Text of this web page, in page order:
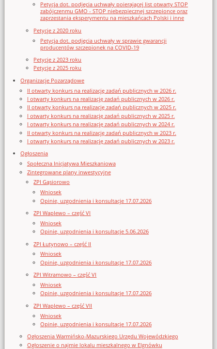
Petycja dot. podjęcia uchwały poierającej list otwarty STOP
zabójczenmu GMO - STOP niebezpiecznej szczepionce oraz
zaprzestania eksperymentu na mieszkańcach Polski i inne
Petycje z 2020 roku
Petycja dot. podjęcia uchwały w sprawie gwarancji
producentów szczepionek na COVID-19
Petycje z 2023 roku
Petycje z 2025 roku
Organizacje Pozarządowe
II otwarty konkurs na realizację zadań publicznych w 2026 r.
I otwarty konkurs na realizację zadań publicznych w 2026 r.
II otwarty konkurs na realizację zadań publicznych w 2025 r.
I otwarty konkurs na realizację zadań publicznych w 2025 r.
I otwarty konkurs na realizację zadań publicznych w 2024 r.
II otwarty konkurs na realizację zadań publicznych w 2023 r.
I otwarty konkurs na realizację zadań publicznych w 2023 r.
Ogłoszenia
Społeczna Inicjatywa Mieszkaniowa
Zintegrowane plany inwestycyjne
ZPI Gąsiorowo
Wniosek
Opinie, uzgodnienia i konsultacje 17.07.2026
ZPI Waplewo – część VI
Wniosek
Opinie, uzgodnienia i konsultacje 5.06.2026
ZPI Łutynowo – część II
Wniosek
Opinie, uzgodnienia i konsultacje 17.07.2026
ZPI Witramowo – część VI
Wniosek
Opinie, uzgodnienia i konsultacje 17.07.2026
ZPI Waplewo – część VII
Wniosek
Opinie, uzgodnienia i konsultacje 17.07.2026
Ogłoszenia Warmińsko-Mazurskiego Urzędu Wojewódzkiego
Ogłoszenie o najmie lokalu mieszkalnego w Elgnówku